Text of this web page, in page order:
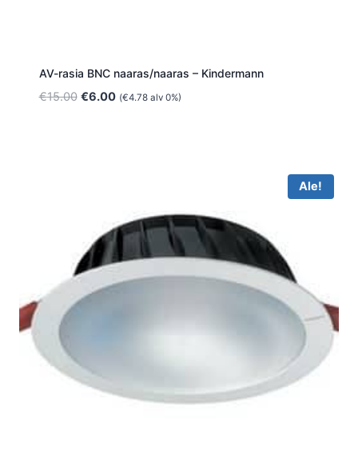
AV-rasia BNC naaras/naaras – Kindermann
€15.00 Alkuperäinen
€6.00Nykyinen
(€4.78alv 0%)
Ale!